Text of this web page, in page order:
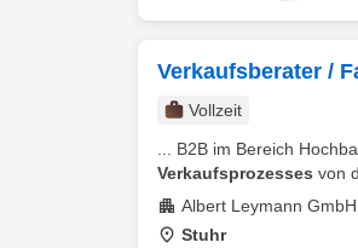
Verkaufsberater /
Vollzeit
... B2B im Bereich
Verkaufsprozesses von
Albert Leymann
Stuhr